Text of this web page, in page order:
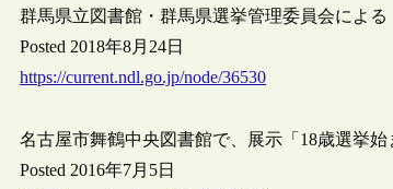
群馬県立図書館・群馬県選挙管理委員会によ
Posted 2018年8月24日
https://current.ndl.go.jp/node/36530
名古屋市舞鶴中央図書館で、展示「18歳選挙
Posted 2016年7月5日